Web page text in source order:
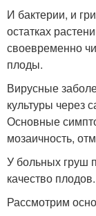
И бактерии, и
остатках
своевременно
плоды.
Вирусные
культуры через
Основные
мозаичность,
У больных груш
качество
Рассмотрим